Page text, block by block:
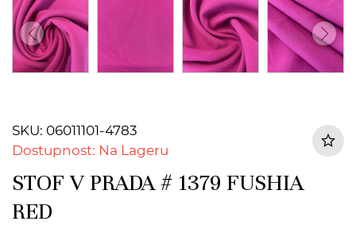
SKU: 06011101-4783
Dostupnost: Na Lageru
STOF V PRADA # 1379 FUSHIA
RED